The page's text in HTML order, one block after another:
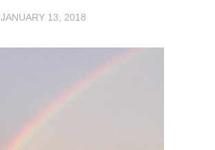
JANUARY 13, 2018